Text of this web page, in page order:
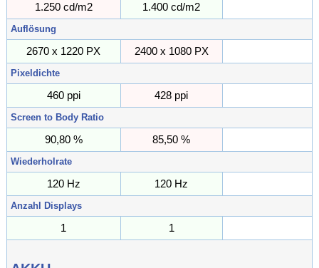
1.250 cd/m2 1.400 cd/m2
Auflösung
2670 x 1220 PX 2400 x 1080 PX
Pixeldichte
460 ppi 428 ppi
Screen to Body Ratio
90,80 % 85,50 %
Wiederholrate
120 Hz 120 Hz
Anzahl Displays
1 1